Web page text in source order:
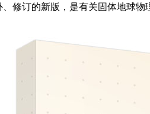
、修订的新版，是有关固体地球